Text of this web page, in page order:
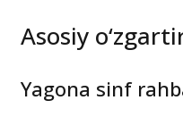
Asosiy
Yagona sinf